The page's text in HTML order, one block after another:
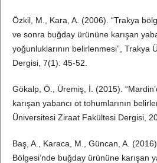
Özkil, M., Kara, A. (2006). “Trakya
ve sonra buğday ürününe karışan
yoğunluklarının belirlenmesi”, Trakya
Dergisi, 7(1): 45-52.
Gökalp, Ö., Üremiş, İ. (2015).
karışan yabancı ot tohumlarının
Üniversitesi Ziraat Fakültesi Dergisi,
Baş, A., Karaca, M., Güncan, A.
Bölgesi’nde buğday ürününe karışan